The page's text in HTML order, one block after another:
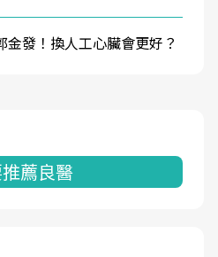
金發！換人工心臟會更好？
薦良醫